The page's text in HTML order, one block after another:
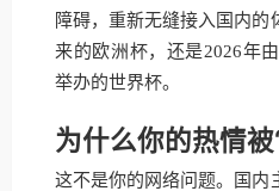
障碍，重新无缝接入国内的
来的欧洲杯，还是2026年
举办的世界杯。
为什么你的热情
这不是你的网络问题。国内